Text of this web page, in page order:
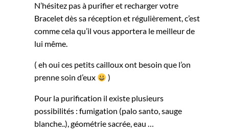
N’hésitez pas à purifier et recharger votre
Bracelet dès sa réception et régulièrement, c’est
comme cela qu’il vous apportera le meilleur de
lui même.
( eh oui ces petits cailloux ont besoin que l’on
prenne soin d’eux
)
Pour la purification il existe plusieurs
possibilités : fumigation (palo santo, sauge
blanche..), géométrie sacrée, eau …